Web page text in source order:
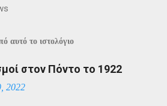
αυτό το ιστολόγιο
στον Πόντο το 1922
2022